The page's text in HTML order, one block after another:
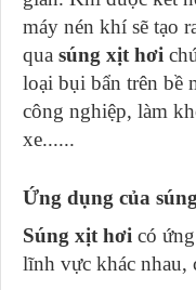
máy nén khí sẽ tạo
qua súng xịt hơi
loại bụi bẩn trên bề
công nghiệp, làm
xe......
Ứng dụng của
Súng xịt hơi có
lĩnh vực khác nhau,